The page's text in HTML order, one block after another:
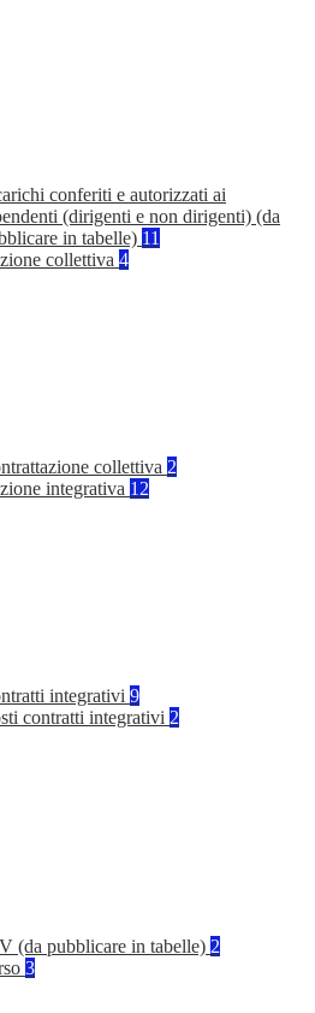
conferiti e autorizzati ai
(dirigenti e non dirigenti) (da
in tabelle) 11
collettiva 4
collettiva 2
integrativa 12
integrativi 9
contratti integrativi 2
(da pubblicare in tabelle) 2
3